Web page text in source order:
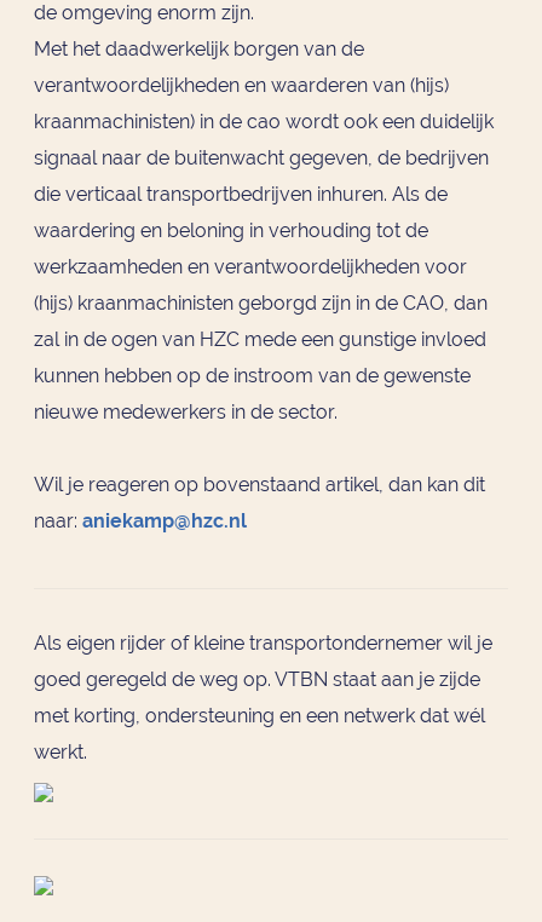
de omgeving enorm zijn.
Met het daadwerkelijk borgen van de
verantwoordelijkheden en waarderen van (hijs)
kraanmachinisten) in de cao wordt ook een duidelijk
signaal naar de buitenwacht gegeven, de bedrijven
die verticaal transportbedrijven inhuren. Als de
waardering en beloning in verhouding tot de
werkzaamheden en verantwoordelijkheden voor
(hijs) kraanmachinisten geborgd zijn in de CAO, dan
zal in de ogen van HZC mede een gunstige invloed
kunnen hebben op de instroom van de gewenste
nieuwe medewerkers in de sector.
Wil je reageren op bovenstaand artikel, dan kan dit
naar: aniekamp@hzc.nl
Als eigen rijder of kleine transportondernemer wil je
goed geregeld de weg op. VTBN staat aan je zijde
met korting, ondersteuning en een netwerk dat wél
werkt.